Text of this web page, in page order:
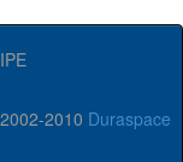
2010 Duraspace